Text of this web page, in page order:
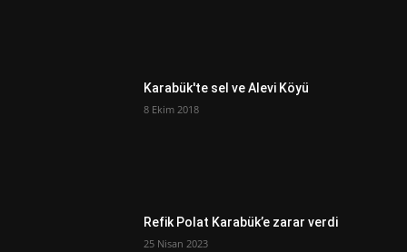
Karabük'te sel ve Alevi Köyü
8 Ekim 2018
Refik Polat Karabük’e zarar verdi
25 Nisan 2023